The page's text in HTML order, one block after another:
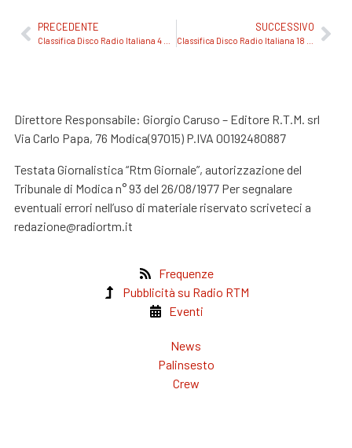
PRECEDENTE SUCCESSIVO
Direttore Responsabile: Giorgio Caruso – Editore R.T.M. srl
Via Carlo Papa, 76 Modica(97015) P.IVA 00192480887
Testata Giornalistica “Rtm Giornale”, autorizzazione del
Tribunale di Modica n° 93 del 26/08/1977 Per segnalare
eventuali errori nell’uso di materiale riservato scriveteci a
redazione@radiortm.it
Frequenze
Pubblicità su Radio RTM
Eventi
News
Palinsesto
Crew